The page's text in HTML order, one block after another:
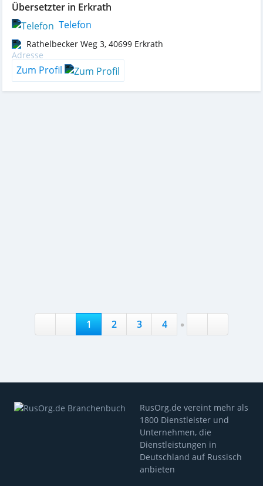
Übersetzter in Erkrath
Telefon
Rathelbecker Weg 3, 40699 Erkrath
Zum Profil
1 2 3 4 .
RusOrg.de vereint mehr als
1800 Dienstleister und
Unternehmen, die
Dienstleistungen in
Deutschland auf Russisch
anbieten